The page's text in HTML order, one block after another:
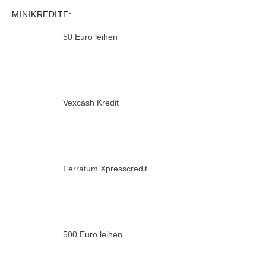
MINIKREDITE:
50 Euro leihen
Vexcash Kredit
Ferratum Xpresscredit
500 Euro leihen